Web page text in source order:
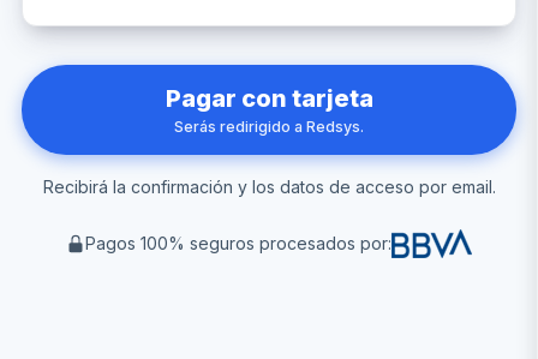
Pagar con tarjeta
Serás redirigido a Redsys.
Recibirá la confirmación y los datos de acceso por email.
Pagos 100% seguros procesados por: